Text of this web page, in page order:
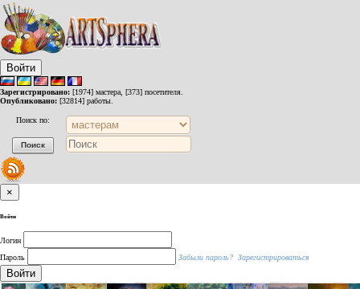
Войти
Зарегистрировано: [1974] мастера, [373] посетителя.
Опубликовано: [32814] работы.
Поиск по:
×
Войти
Логин
Пароль
Забыли пароль? Зарегистрироваться
Войти